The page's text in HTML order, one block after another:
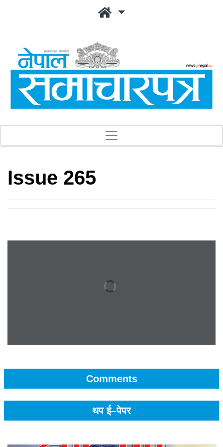
Issue 265
Comments
थप ई–पेपर